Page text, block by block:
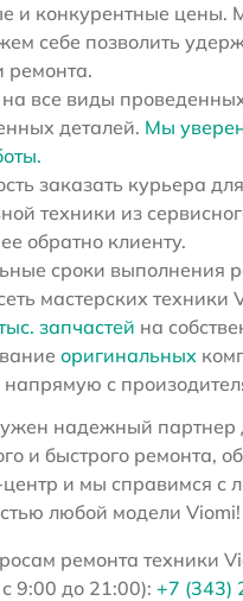
и конкурентные цены.
себе позволить
ремонта.
на все виды
деталей. Мы
заказать курьера
техники из
обратно клиенту.
сроки выполнения
мастерских
запчастей на
оригинальных
напрямую с
надежный партнер
и быстрого ремонта,
и мы справимся с
любой модели Viomi!
ремонта техники
9:00 до 21:00): +7 (343)